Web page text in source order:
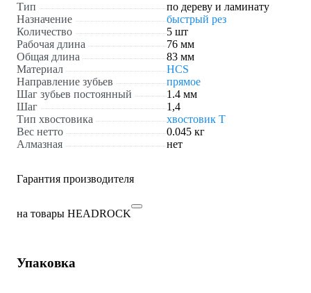
Тип
по дереву и ламинату
Назначение
быстрый рез
Количество
5 шт
Рабочая длина
76 мм
Общая длина
83 мм
Материал
HСS
Направление зубьев
прямое
Шаг зубьев постоянный
1.4 мм
Шаг
1,4
Тип хвостовика
хвостовик Т
Вес нетто
0.045 кг
Алмазная
нет
Гарантия производителя
на товары HEADROCK
Упаковка